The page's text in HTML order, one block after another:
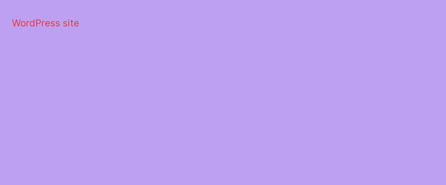
περιεχόμενο
WordPress site